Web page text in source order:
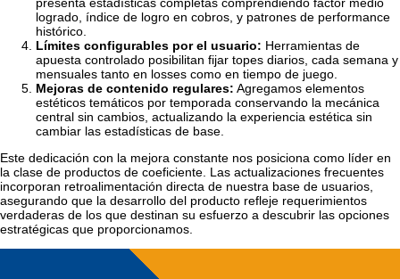
logrado, índice de logro en cobros, y patrones de performance
histórico.
Límites configurables por el usuario: Herramientas de
apuesta controlado posibilitan fijar topes diarios, cada semana y
mensuales tanto en losses como en tiempo de juego.
Mejoras de contenido regulares: Agregamos elementos
estéticos temáticos por temporada conservando la mecánica
central sin cambios, actualizando la experiencia estética sin
cambiar las estadísticas de base.
Este dedicación con la mejora constante nos posiciona como líder en
la clase de productos de coeficiente. Las actualizaciones frecuentes
incorporan retroalimentación directa de nuestra base de usuarios,
asegurando que la desarrollo del producto refleje requerimientos
verdaderas de los que destinan su esfuerzo a descubrir las opciones
estratégicas que proporcionamos.